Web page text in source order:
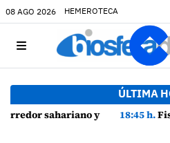
08 AGO 2026 HEMEROTECA
ÚLTIMA
18:45 h.Fiscalía denuncia a Yonathan de León y a